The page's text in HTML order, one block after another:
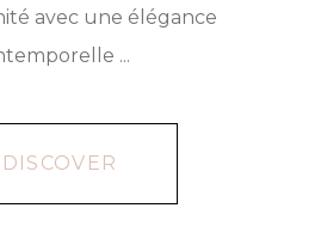
avec une élégance
...
DISCOVER